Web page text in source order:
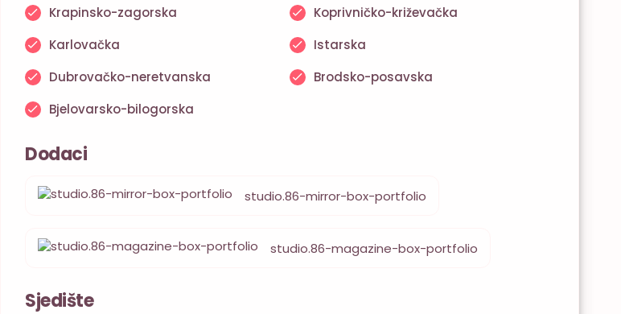
Krapinsko-zagorska
Koprivničko-križevačka
Karlovačka
Istarska
Dubrovačko-neretvanska
Brodsko-posavska
Bjelovarsko-bilogorska
Dodaci
studio.86-mirror-box-portfolio
studio.86-magazine-box-portfolio
Sjedište